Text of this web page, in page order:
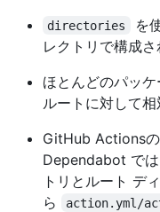
directories
を
レクトリで構成さ
ほとんどのパッ
ルートに対して
GitHub Actionsの
Dependabot では
トリとルート デ
ら
action.yml/